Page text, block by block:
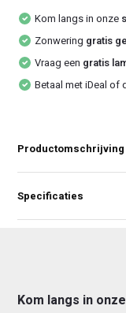
Kom langs in onze
Zonwering gratis
Vraag een gratis
Betaal met iDeal of
Productomschrijving
Specificaties
Kom langs in